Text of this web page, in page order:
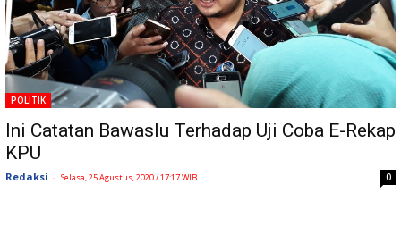
POLITIK
Ini Catatan Bawaslu Terhadap Uji Coba E-Rekap
KPU
Redaksi - Selasa, 25 Agustus, 2020 / 17:17 WIB 0